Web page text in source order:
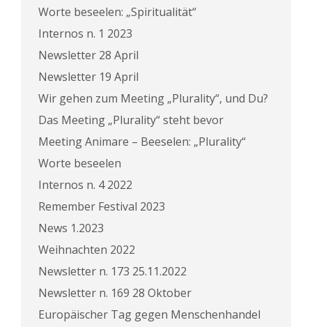
Worte beseelen: „Spiritualität“
Internos n. 1 2023
Newsletter 28 April
Newsletter 19 April
Wir gehen zum Meeting „Plurality“, und Du?
Das Meeting „Plurality“ steht bevor
Meeting Animare – Beeselen: „Plurality“
Worte beseelen
Internos n. 4 2022
Remember Festival 2023
News 1.2023
Weihnachten 2022
Newsletter n. 173 25.11.2022
Newsletter n. 169 28 Oktober
Europäischer Tag gegen Menschenhandel